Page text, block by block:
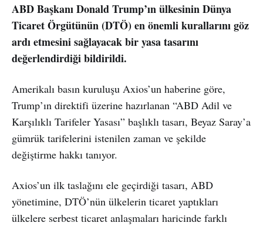
ABD Başkanı Donald Trump’ın ülkesinin Dünya
Ticaret Örgütünün (DTÖ) en önemli kurallarını göz
ardı etmesini sağlayacak bir yasa tasarını
değerlendirdiği bildirildi.
Amerikalı basın kuruluşu Axios’un haberine göre,
Trump’ın direktifi üzerine hazırlanan “ABD Adil ve
Karşılıklı Tarifeler Yasası” başlıklı tasarı, Beyaz Saray’a
gümrük tarifelerini istenilen zaman ve şekilde
değiştirme hakkı tanıyor.
Axios’un ilk taslağını ele geçirdiği tasarı, ABD
yönetimine, DTÖ’nün ülkelerin ticaret yaptıkları
ülkelere serbest ticaret anlaşmaları haricinde farklı